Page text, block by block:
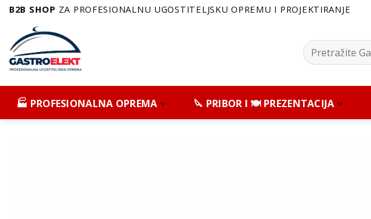
Skip
content
B2B SHOP ZA PROFESIONALNU UGOSTITELJSKU OPREMU I PROJEKTIRANJE
Pretražite:
🏭 PROFESIONALNA OPREMA 🔪 PRIBOR I 🍽️ PREZENTACIJA